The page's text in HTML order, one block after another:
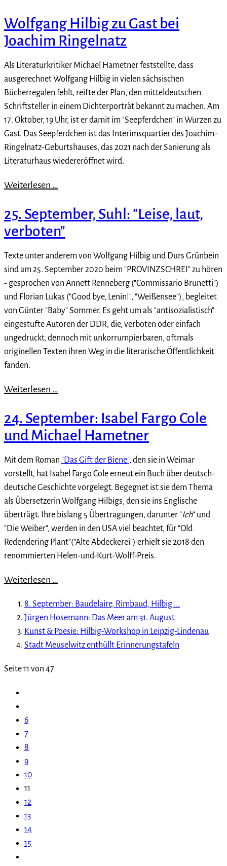
Wolfgang Hilbig zu Gast bei
Joachim Ringelnatz
Als Literaturkritiker Michael Hametner feststellte, dass
ausgerechnet Wolfgang Hilbig in vielen sächsischen
Bücherregalen fehlt, reifte der Plan, den mitteldeutschen
Schriftsteller in einem Dichterporträt bekannt zu machen. Am
17. Oktober, 19 Uhr, ist er damit im "Seepferdchen" in Wurzen zu
Gast. Das Seepferdchen ist das Interimsquartier des Joachim-
Ringelnatz-Geburtshauses, das 2021 nach der Sanierung als
Literaturhaus wiedereröffnet wird.
Weiterlesen …
25. September, Suhl: "Leise, laut,
verboten"
Texte unter anderem von Wolfgang Hilbig und Durs Grünbein
sind am 25. September 2020 beim "PROVINZSCHREI" zu hören
- gesprochen von Annett Renneberg ("Commissario Brunetti")
und Florian Lukas ("Good bye, Lenin!", "Weißensee"), begleitet
von Günter "Baby" Sommer. Es geht um als "antisozialistisch"
eingestufte Autoren der DDR, die, verboten oder einfach
ungedruckt, dennoch mit unkorrumpierbaren, oftmals
originellen Texten ihren Weg in die literarische Öffentlichkeit
fanden.
Weiterlesen …
24. September: Isabel Fargo Cole
und Michael Hametner
Mit dem Roman "Das Gift der Biene", den sie in Weimar
vorstellt, hat Isabel Fargo Cole erneut ein Buch über deutsch-
deutsche Geschichte vorgelegt. Begegnet ist sie dem Thema
als Übersetzerin Wolfgang Hilbigs, den sie ins Englische
überträgt. Ihre bislang 5 Übertragungen, darunter "Ich" und
"Die Weiber", werden in den USA viel beachtet, für "Old
Redendering Plant"("Alte Abdeckerei") erhielt sie 2018 den
renommierten Helen-und-Kurt-Wolff-Preis.
Weiterlesen …
8. September: Baudelaire, Rimbaud, Hilbig ...
Jürgen Hosemann: Das Meer am 31. August
Kunst & Poesie: Hilbig-Workshop in Leipzig-Lindenau
Stadt Meuselwitz enthüllt Erinnerungstafeln
Seite 11 von 47
6
7
8
9
10
11
12
13
14
15